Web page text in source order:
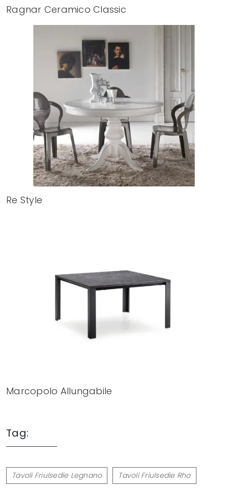
Ragnar Ceramico Classic
Re Style
Marcopolo Allungabile
Tag:
Tavoli Friulsedie Legnano Tavoli Friulsedie Rho